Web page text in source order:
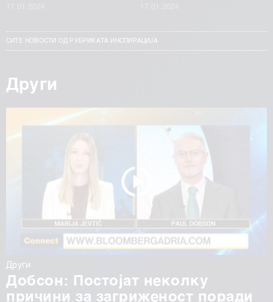
СИТЕ НОВОСТИ ОД РУБРИКАТА ИНСПИРАЦИЈА
Други
Други
Добсон: Постојат неколку
причини за загриженост поради